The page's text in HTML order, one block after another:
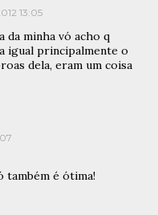
13:05
da minha vó acho q
igual principalmente o
dela, eram um coisa
também é ótima!